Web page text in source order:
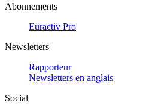
Abonnements
Euractiv Pro
Newsletters
Rapporteur
Newsletters en anglais
Social